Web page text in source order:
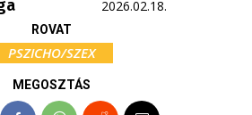
2026.02.18.
ROVAT
PSZICHO/SZEX
MEGOSZTÁS